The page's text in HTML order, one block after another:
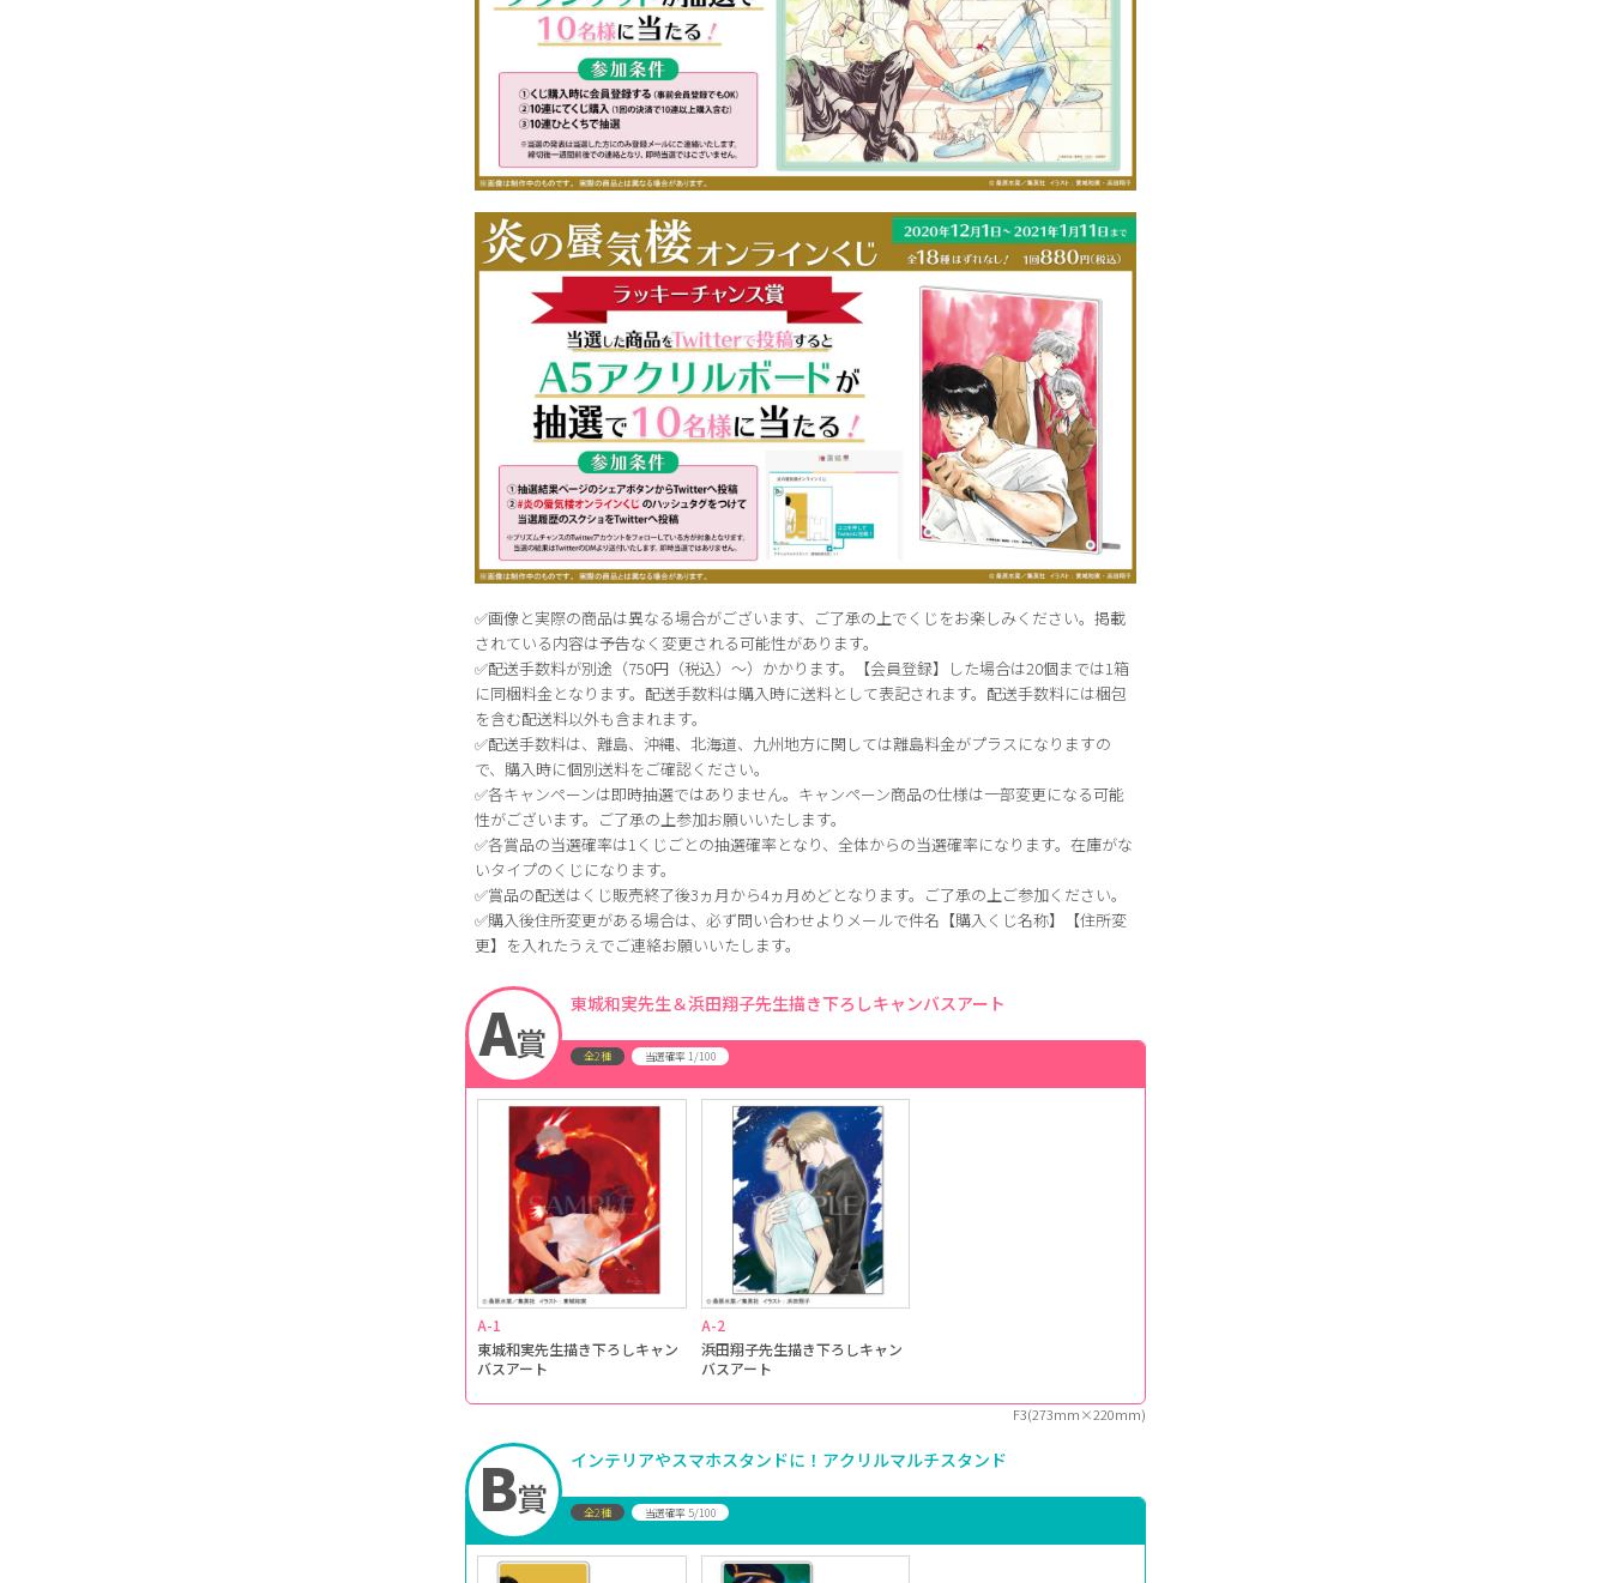
✅画像と実際の商品は異なる場合がございます、ご了承の上でくじをお楽しみください。掲載
されている内容は予告なく変更される可能性があります。
✅配送手数料が別途（750円（税込）～）かかります。【会員登録】した場合は20個までは1箱
に同梱料金となります。配送手数料は購入時に送料として表記されます。配送手数料には梱包
を含む配送料以外も含まれます。
✅配送手数料は、離島、沖縄、北海道、九州地方に関しては離島料金がプラスになりますの
で、購入時に個別送料をご確認ください。
✅各キャンペーンは即時抽選ではありません。キャンペーン商品の仕様は一部変更になる可能
性がございます。ご了承の上参加お願いいたします。
✅各賞品の当選確率は1くじごとの抽選確率となり、全体からの当選確率になります。在庫がな
いタイプのくじになります。
✅賞品の配送はくじ販売終了後3ヵ月から4ヵ月めどとなります。ご了承の上ご参加ください。
✅購入後住所変更がある場合は、必ず問い合わせよりメールで件名【購入くじ名称】【住所変
更】を入れたうえでご連絡お願いいたします。
A賞
東城和実先生＆浜田翔子先生描き下ろしキャンバスアート
全2種 当選確率 1/100
A-1
東城和実先生描き下ろしキャン
バスアート
A-2
浜田翔子先生描き下ろしキャン
バスアート
F3(273mm×220mm)
B賞
インテリアやスマホスタンドに！アクリルマルチスタンド
全2種 当選確率 5/100